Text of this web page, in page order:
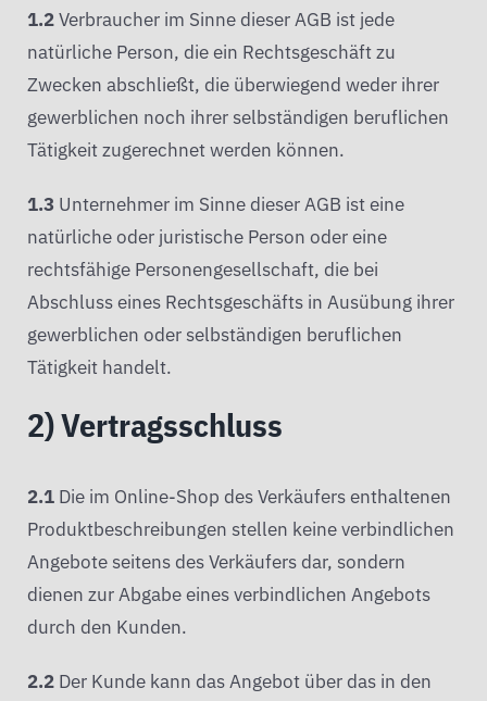
1.2Verbraucher im Sinne dieser AGB ist jede
natürliche Person, die ein Rechtsgeschäft zu
Zwecken abschließt, die überwiegend weder ihrer
gewerblichen noch ihrer selbständigen beruflichen
Tätigkeit zugerechnet werden können.
1.3 Unternehmer im Sinne dieser AGB ist eine
natürliche oder juristische Person oder eine
rechtsfähige Personengesellschaft, die bei
Abschluss eines Rechtsgeschäfts in Ausübung ihrer
gewerblichen oder selbständigen beruflichen
Tätigkeit handelt.
2) Vertragsschluss
2.1 Die im Online-Shop des Verkäufers enthaltenen
Produktbeschreibungen stellen keine verbindlichen
Angebote seitens des Verkäufers dar, sondern
dienen zur Abgabe eines verbindlichen Angebots
durch den Kunden.
2.2 Der Kunde kann das Angebot über das in den